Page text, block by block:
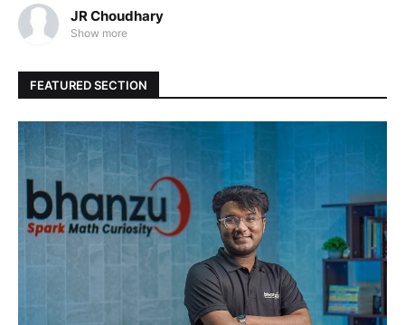
JR Choudhary
Show more
FEATURED SECTION